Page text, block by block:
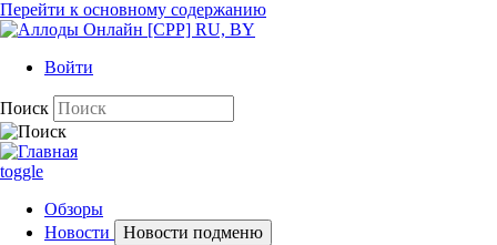
Перейти к основному содержанию
Войти
Поиск
toggle
Обзоры
Новости
Новости подменю